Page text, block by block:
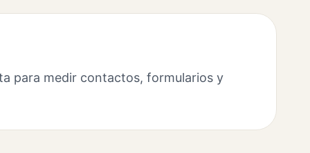
para medir contactos, formularios y